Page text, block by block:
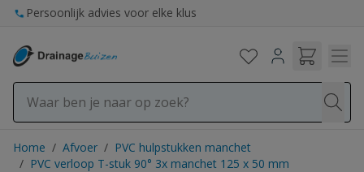
Ga naar de inhoud
Persoonlijk advies voor elke klus
Home / Afvoer / PVC hulpstukken manchet
/ PVC verloop T-stuk 90° 3x manchet 125 x 50 mm